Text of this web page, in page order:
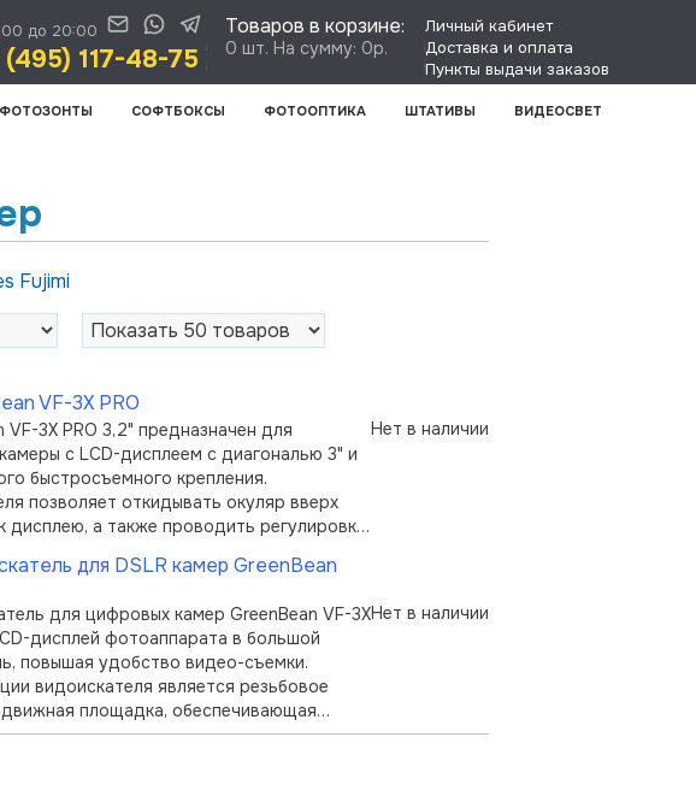
Личный кабинет
Доставка и оплата
Пункты выдачи заказов
Товаров в корзине:
0 шт. На сумму: 0р.
до 20:00
(495) 117-48-75
ФОТОЗОНТЫ СОФТБОКСЫ ФОТООПТИКА ШТАТИВЫ ВИДЕОСВЕТ
Fujimi
VF-3X PRO
3X PRO 3,2" предназначен для
с LCD-дисплеем с диагональю 3" и
быстросъемного крепления.
позволяет откидывать окуляр вверх
дисплею, а также проводить регулировку
Нет в наличии
для DSLR камер GreenBean
для цифровых камер GreenBean VF-3X
дисплей фотоаппарата в большой
повышая удобство видео-съемки.
видоискателя является резьбовое
площадка, обеспечивающая
Нет в наличии